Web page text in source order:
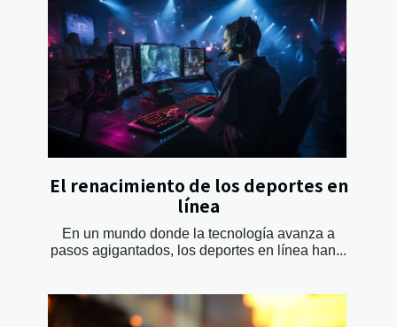
El renacimiento de los deportes en
línea
En un mundo donde la tecnología avanza a
pasos agigantados, los deportes en línea han...